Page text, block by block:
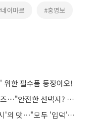
이마르 #홍명보
한 필수품 등장이오!
이것저것 '다 되는' 스트레이 키즈⋯"안전한 선택지? 도전이 재밌죠"
나우즈, 올여름 물들일 '제로섹시'의 맛⋯"모두 '입덕'시킬 것"